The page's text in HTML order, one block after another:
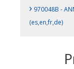
› 970048B -
(es,en,fr,de)